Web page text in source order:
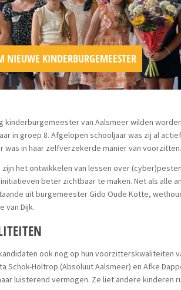
NIEUWE KINDERBURGEMEESTER
kinderburgemeester van Aalsmeer wilden
in groep 8. Afgelopen schooljaar was zij al
was in haar zelfverzekerde manier van voorzitten.
zijn het ontwikkelen van lessen over
beter zichtbaar te maken. Net als alle
uit burgemeester Gido Oude Kotte,
van Dijk.
ook nog op hun voorzitterskwaliteiten
Schok-Holtrop (Absoluut Aalsmeer) en Afke
luisterend vermogen. Ze liet andere kinderen